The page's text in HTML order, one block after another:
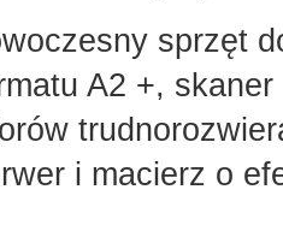
sprzęt
A2 +,
i macierz o